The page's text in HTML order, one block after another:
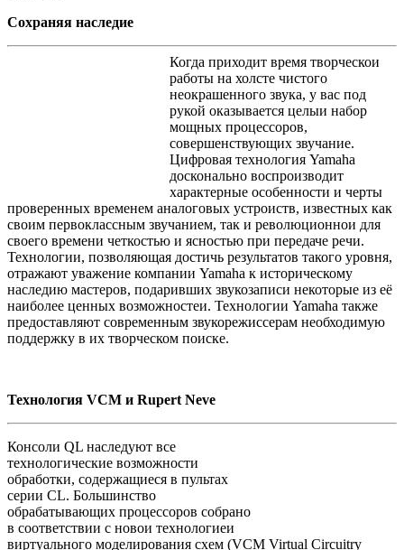
Сохраняя наследие
Когда приходит время творческои
работы на холсте чистого
неокрашенного звука, у вас под
рукой оказывается целыи набор
мощных процессоров,
совершенствующих звучание.
Цифровая технология Yamaha
досконально воспроизводит
характерные особенности и черты
проверенных временем аналоговых устроиств, известных как
своим первоклассным звучанием, так и революционнои для
своего времени четкостью и ясностью при передаче речи.
Технологии, позволяющая достичь результатов такого уровня,
отражают уважение компании Yamaha к историческому
наследию мастеров, подаривших звукозаписи некоторые из её
наиболее ценных возможностеи. Технологии Yamaha также
предоставляют современным звукорежиссерам необходимую
поддержку в их творческом поиске.
Технология VCM и Rupert Neve
Консоли QL наследуют все
технологические возможности
обработки, содержащиеся в пультах
серии CL. Большинство
обрабатывающих процессоров собрано
в соответствии с новои технологиеи
виртуального моделирования схем (VCM Virtual Circuitry